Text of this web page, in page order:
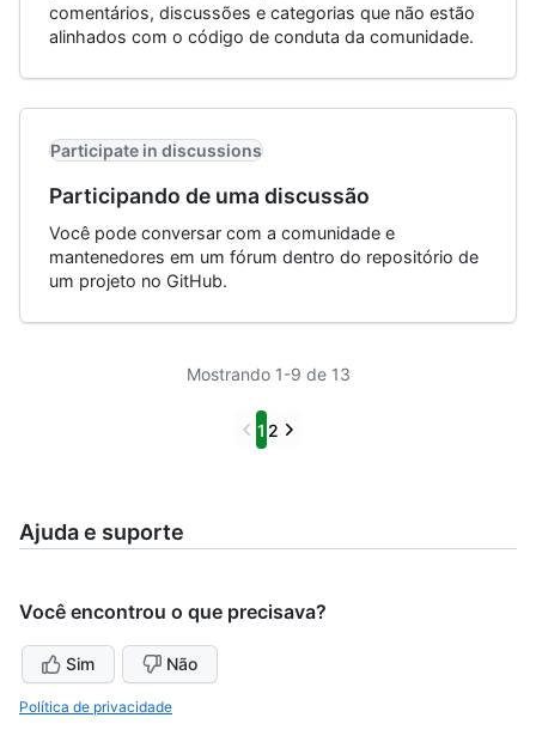
comentários, discussões e categorias que não estão
alinhados com o código de conduta da comunidade.
Participate in discussions
Participando de uma discussão
Você pode conversar com a comunidade e
mantenedores em um fórum dentro do repositório de
um projeto no GitHub.
Mostrando 1-9 de 13
Previous
1 2 Next
Ajuda e suporte
Você encontrou o que precisava?
Sim Não
Política de privacidade